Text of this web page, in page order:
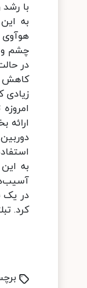
با
به
چشم و
در
کاهش
به
کرد.